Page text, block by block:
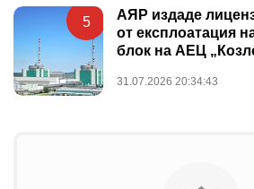
5
АЯР издаде
от експлоатация
блок на АЕЦ
31.07.2026 20:34:43